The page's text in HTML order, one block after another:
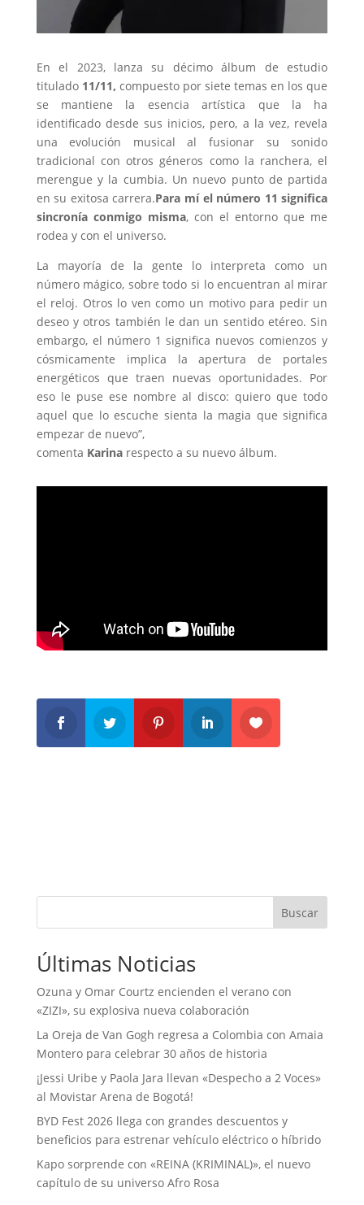
En el 2023, lanza su décimo álbum de estudio
titulado 11/11, compuesto por siete temas en los que
se mantiene la esencia artística que la ha
identificado desde sus inicios, pero, a la vez, revela
una evolución musical al fusionar su sonido
tradicional con otros géneros como la ranchera, el
merengue y la cumbia. Un nuevo punto de partida
en su exitosa carrera.Para mí el número 11 significa
sincronía conmigo misma, con el entorno que me
rodea y con el universo.
La mayoría de la gente lo interpreta como un
número mágico, sobre todo si lo encuentran al mirar
el reloj. Otros lo ven como un motivo para pedir un
deseo y otros también le dan un sentido etéreo. Sin
embargo, el número 1 significa nuevos comienzos y
cósmicamente implica la apertura de portales
energéticos que traen nuevas oportunidades. Por
eso le puse ese nombre al disco: quiero que todo
aquel que lo escuche sienta la magia que significa
empezar de nuevo”,
comenta Karinarespecto a su nuevo álbum.
Buscar
Últimas Noticias
Ozuna y Omar Courtz encienden el verano con
«ZIZI», su explosiva nueva colaboración
La Oreja de Van Gogh regresa a Colombia con Amaia
Montero para celebrar 30 años de historia
¡Jessi Uribe y Paola Jara llevan «Despecho a 2 Voces»
al Movistar Arena de Bogotá!
BYD Fest 2026 llega con grandes descuentos y
beneficios para estrenar vehículo eléctrico o híbrido
Kapo sorprende con «REINA (KRIMINAL)», el nuevo
capítulo de su universo Afro Rosa